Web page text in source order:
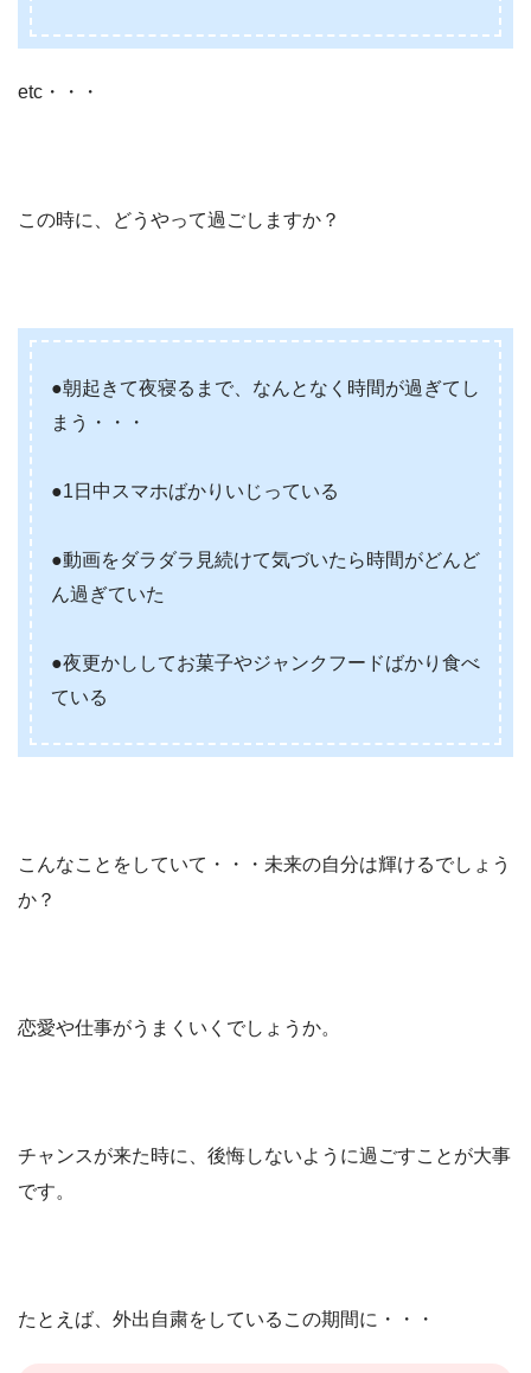
etc・・・
この時に、どうやって過ごしますか？
●朝起きて夜寝るまで、なんとなく時間が過ぎてし
まう・・・
●1日中スマホばかりいじっている
●動画をダラダラ見続けて気づいたら時間がどんど
ん過ぎていた
●夜更かししてお菓子やジャンクフードばかり食べ
ている
こんなことをしていて・・・未来の自分は輝けるでしょう
か？
恋愛や仕事がうまくいくでしょうか。
チャンスが来た時に、後悔しないように過ごすことが大事
です。
たとえば、外出自粛をしているこの期間に・・・